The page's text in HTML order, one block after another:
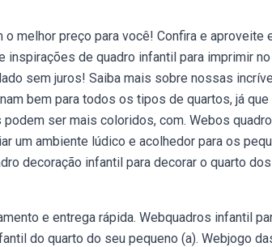
melhor preço para você! Confira e aproveite
de quadro infantil para imprimir no
sem juros! Saiba mais sobre nossas
bem para todos os tipos de quartos, já que
ser mais coloridos, com. Webos
um ambiente lúdico e acolhedor para os
decoração infantil para decorar o quarto
e entrega rápida. Webquadros infantil
do quarto do seu pequeno (a). Webjogo